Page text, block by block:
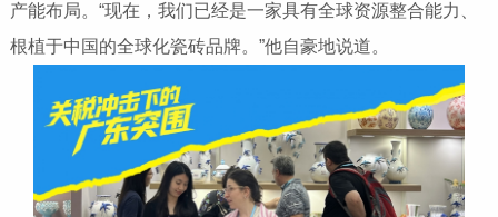
产能布局。“现在，我们已经是一家具有全球资源整合能力、
根植于中国的全球化瓷砖品牌。”他自豪地说道。